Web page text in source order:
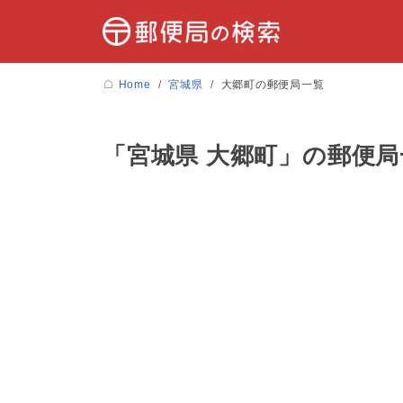
Home 宮城県 大郷町の郵便局一覧
「宮城県 大郷町」の郵便